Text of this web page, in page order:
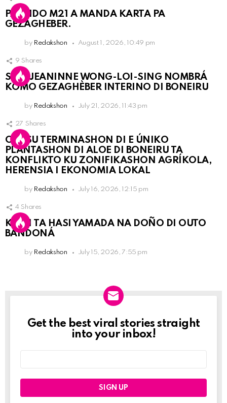
PARTIDO M21 A MANDA KARTA PA
GEZAGHEBER.
by Redakshon August 1, 2026, 10:49 pm
9 Shares
SRA. JEANINNE WONG-LOI-SING NOMBRÁ
KOMO GEZAGHÈBER INTERINO DI BONEIRU
by Redakshon July 21, 2026, 11:43 pm
27 Shares
OLB SU TERMINASHON DI E ÚNIKO
PLANTASHON DI ALOE DI BONEIRU TA
KONFLIKTO KU ZONIFIKASHON AGRÍKOLA,
HERENSIA I EKONOMIA LOKAL
by Redakshon July 16, 2026, 12:15 pm
4 Shares
KPCN TA HASI YAMADA NA DOÑO DI OUTO
BANDONÁ
by Redakshon July 15, 2026, 7:55 pm
Newslett
Get the best viral stories straight
into your inbox!